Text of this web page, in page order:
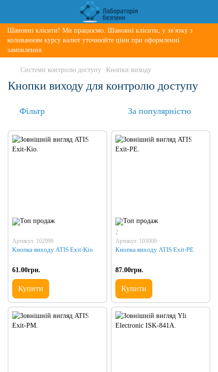
Шановні клієнти! Ми працюємо. Шановні клієнти, у зв'язку з
коливанням курсу валют уточнюйте ціни при оформленні
замовлення.
Системи контролю доступу Кнопки виходу
Кнопки виходу для контролю доступу
Фільтр За популярністю
Артикул: 102999
Кнопка виходу ATIS Exit-Kio
61.00грн.
Купити
2
Артикул: 103000
Кнопка виходу ATIS Exit-PE
87.00грн.
Купити